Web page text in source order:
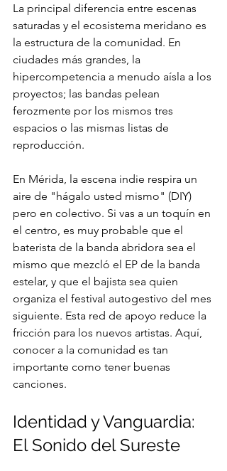
La principal diferencia entre escenas
saturadas y el ecosistema meridano es
la estructura de la comunidad. En
ciudades más grandes, la
hipercompetencia a menudo aísla a los
proyectos; las bandas pelean
ferozmente por los mismos tres
espacios o las mismas listas de
reproducción.
En Mérida, la escena indie respira un
aire de "hágalo usted mismo" (DIY)
pero en colectivo. Si vas a un toquín en
el centro, es muy probable que el
baterista de la banda abridora sea el
mismo que mezcló el EP de la banda
estelar, y que el bajista sea quien
organiza el festival autogestivo del mes
siguiente. Esta red de apoyo reduce la
fricción para los nuevos artistas. Aquí,
conocer a la comunidad es tan
importante como tener buenas
canciones.
Identidad y Vanguardia:
El Sonido del Sureste